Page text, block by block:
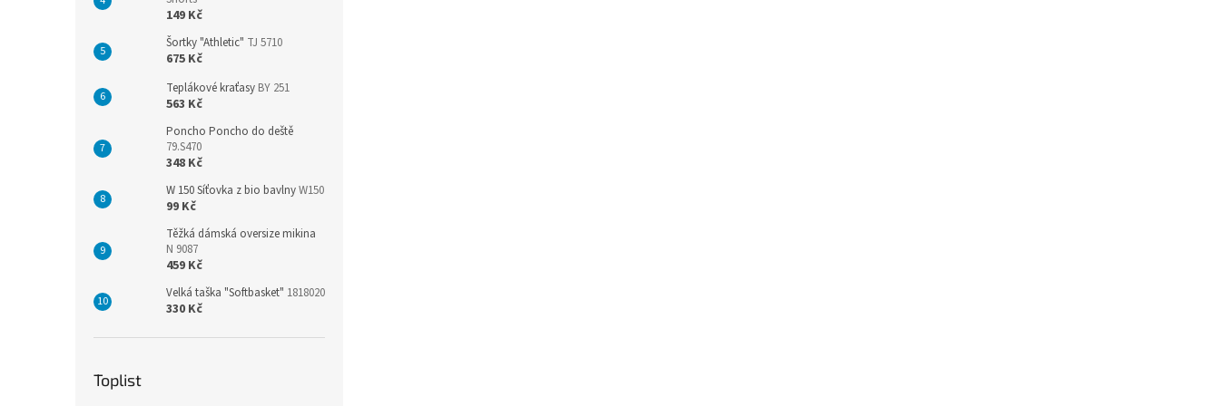
149 Kč
Šortky "Athletic" TJ 5710
675 Kč
Teplákové kraťasy BY 251
563 Kč
Poncho Poncho do deště
79.S470
348 Kč
W 150 Síťovka z bio bavlnyW150
99 Kč
Těžká dámská oversize mikina
N 9087
459 Kč
Velká taška "Softbasket" 1818020
330 Kč
Toplist